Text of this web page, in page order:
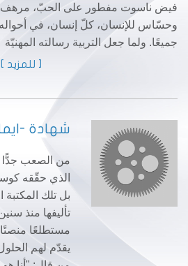
فيض ناسوت مفطور على الحبّ،
وحسّاس للإنسان، كلّ إنسان، في أحواله
جميعًا. ولما جعل التربية رسالته المهنيّة
[ للمزيد ]
شهادة -
من الصعب جدًّا
الذي حقّقه
بل تلك المكتبة
تأليفها منذ
مستطلعًا
يقدّم لهم